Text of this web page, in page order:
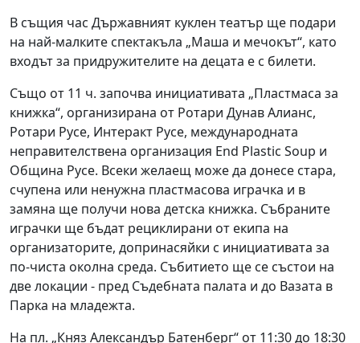
В същия час Държавният куклен театър ще подари
на най-малките спектакъла „Маша и мечокът“, като
входът за придружителите на децата е с билети.
Също от 11 ч. започва инициативата „Пластмаса за
книжка“, организирана от Ротари Дунав Алианс,
Ротари Русе, Интеракт Русе, международната
неправителствена организация End Plastic Soup и
Община Русе. Всеки желаещ може да донесе стара,
счупена или ненужна пластмасова играчка и в
замяна ще получи нова детска книжка. Събраните
играчки ще бъдат рециклирани от екипа на
организаторите, допринасяйки с инициативата за
по-чиста околна среда. Събитието ще се състои на
две локации - пред Съдебната палата и до Вазата в
Парка на младежта.
На пл. „Княз Александър Батенберг“ от 11:30 до 18:30